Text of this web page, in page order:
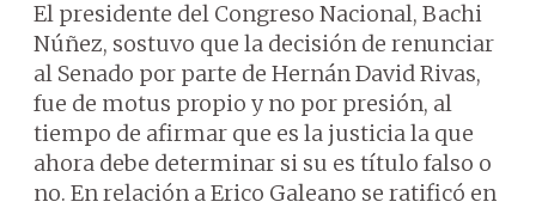
El presidente del Congreso Nacional, Bachi
Núñez, sostuvo que la decisión de renunciar
al Senado por parte de Hernán David Rivas,
fue de motus propio y no por presión, al
tiempo de afirmar que es la justicia la que
ahora debe determinar si su es título falso o
no. En relación a Erico Galeano se ratificó en